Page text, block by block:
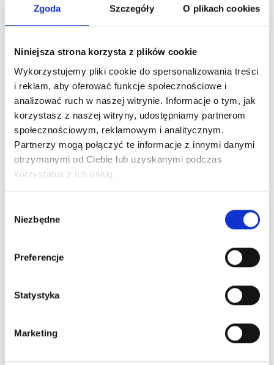
Zgoda Szczegóły O plikach cookies
Niniejsza strona korzysta z plików cookie
Wykorzystujemy pliki cookie do spersonalizowania treści
i reklam, aby oferować funkcje społecznościowe i
analizować ruch w naszej witrynie. Informacje o tym, jak
korzystasz z naszej witryny, udostępniamy partnerom
społecznościowym, reklamowym i analitycznym.
Partnerzy mogą połączyć te informacje z innymi danymi
otrzymanymi od Ciebie lub uzyskanymi podczas
korzystania z ich usług.
zgody
Niezbędne
Preferencje
Statystyka
Marketing